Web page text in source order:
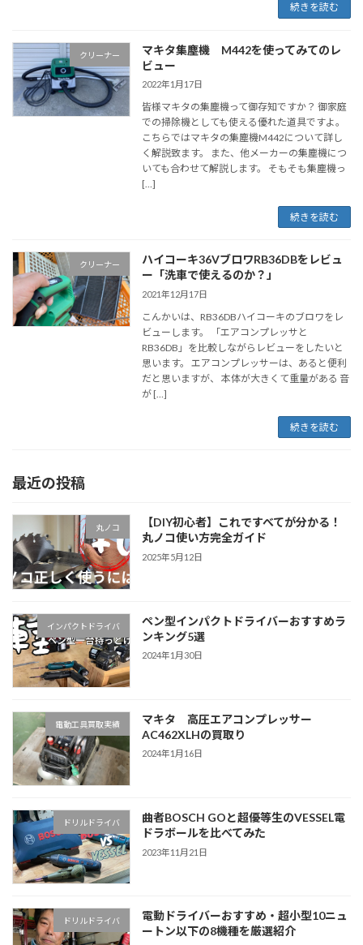
続きを読む
クリーナー
マキタ集塵機 M442を使ってみてのレ
ビュー
2022年1月17日
皆様マキタの集塵機って御存知ですか？ 御家庭
での掃除機としても使える優れた道具ですよ。
こちらではマキタの集塵機M442について詳し
く解説致ます。 また、他メーカーの集塵機につ
いても合わせて解説します。 そもそも集塵機っ
[…]
続きを読む
クリーナー
ハイコーキ36VブロワRB36DBをレビュ
ー「洗車で使えるのか？」
2021年12月17日
こんかいは、RB36DBハイコーキのブロワをレ
ビューします。 「エアコンプレッサと
RB36DB」を比較しながらレビューをしたいと
思います。 エアコンプレッサーは、あると便利
だと思いますが、 本体が大きくて重量がある 音
が […]
続きを読む
最近の投稿
丸ノコ
【DIY初心者】これですべてが分かる！
丸ノコ使い方完全ガイド
2025年5月12日
インパクトドライバ
ペン型インパクトドライバーおすすめラ
ンキング5選
2024年1月30日
電動工具買取実績
マキタ 高圧エアコンプレッサー
AC462XLHの買取り
2024年1月16日
ドリルドライバ
曲者BOSCH GOと超優等生のVESSEL電
ドラボールを比べてみた
2023年11月21日
ドリルドライバ
電動ドライバーおすすめ・超小型10ニュ
ートン以下の8機種を厳選紹介